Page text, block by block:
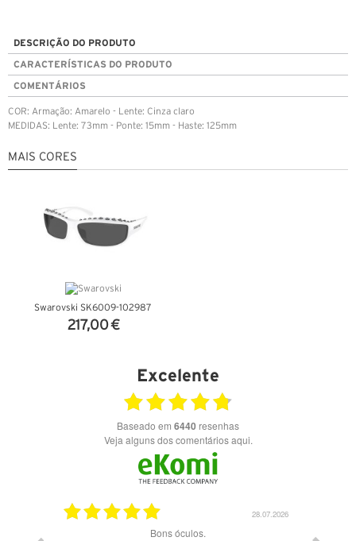
DESCRIÇÃO DO PRODUTO
CARACTERÍSTICAS DO PRODUTO
COMENTÁRIOS
COR: Armação: Amarelo - Lente: Cinza claro
MEDIDAS: Lente: 73mm - Ponte: 15mm - Haste: 125mm
MAIS CORES
Swarovski SK6009-102987
217,00 €
Excelente
Baseado em 6440 resenhas
Veja alguns dos comentários aqui.
28.07.2026
Bons óculos.